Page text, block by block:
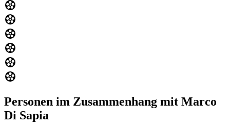
Personen im Zusammenhang mit Marco
Di Sapia